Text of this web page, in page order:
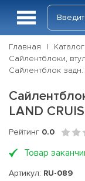
Главная Каталог
Сайлентблоки,
Сайлентблок задн.
LAND
Рейтинг 0.0
Товар
Артикул: RU-089